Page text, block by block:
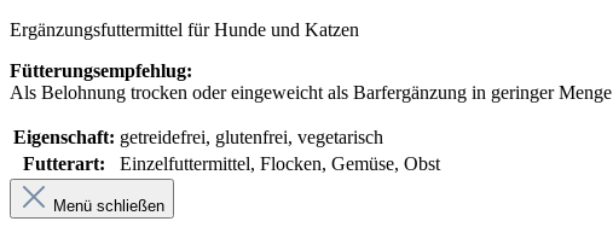
Ergänzungsfuttermittel für Hunde und Katzen
Fütterungsempfehlug:
Als Belohnung trocken oder eingeweicht als Barfergänzung in geringer Menge
Eigenschaft: getreidefrei, glutenfrei, vegetarisch
Futterart:
Einzelfuttermittel, Flocken, Gemüse, Obst
Menü schließen